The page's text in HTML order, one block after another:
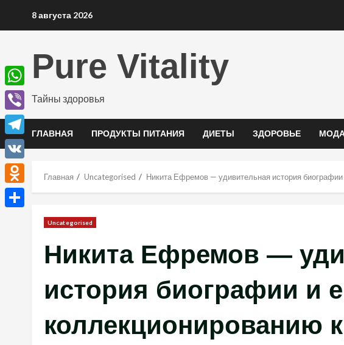
8 августа 2026
Pure Vitality
Тайны здоровья
ГЛАВНАЯ ПРОДУКТЫ ПИТАНИЯ ДИЕТЫ ЗДОРОВЬЕ
Главная Uncategorised Никита Ефремов — удивительная история биографии
Uncategorised
Никита Ефремов —
история биографии и
коллекционированию
WhatsApp
Viber
Telegram
VK
Odnoklassniki
Отправить